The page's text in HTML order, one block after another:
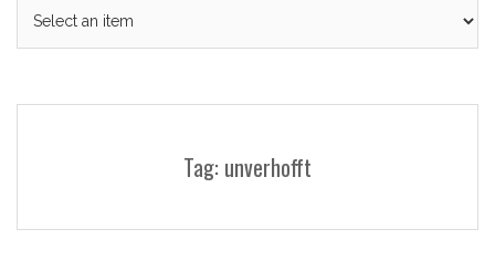
Tag: unverhofft